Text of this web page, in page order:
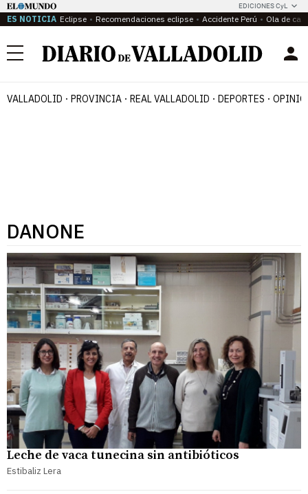
EDICIONES CyL
ES NOTICIA Eclipse Recomendaciones eclipse Accidente Perú Ola de
Menú
VALLADOLID PROVINCIA REAL VALLADOLID DEPORTES
DANONE
Leche de vaca tunecina sin antibióticos
Estibaliz Lera